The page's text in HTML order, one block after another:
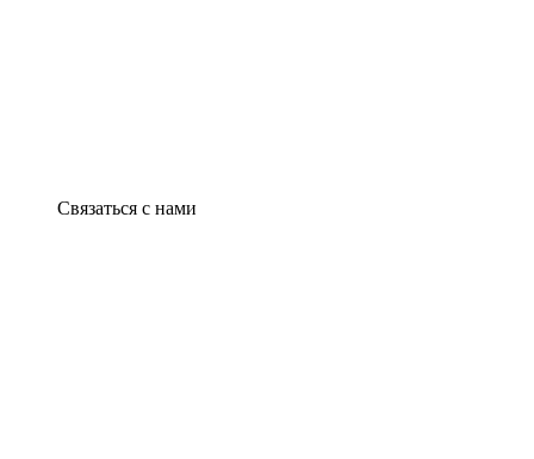
Связаться с нами